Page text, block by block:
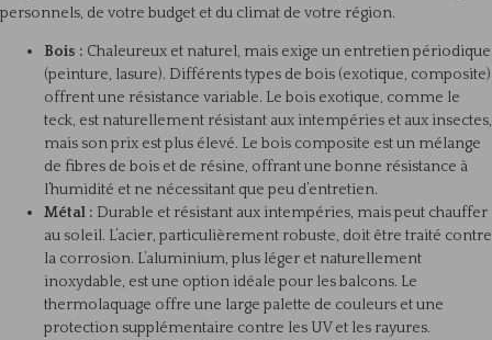
personnels, de votre budget et du climat de votre région.
Bois : Chaleureux et naturel, mais exige un entretien périodique
(peinture, lasure). Différents types de bois (exotique, composite)
offrent une résistance variable. Le bois exotique, comme le
teck, est naturellement résistant aux intempéries et aux insectes,
mais son prix est plus élevé. Le bois composite est un mélange
de fibres de bois et de résine, offrant une bonne résistance à
l’humidité et ne nécessitant que peu d’entretien.
Métal : Durable et résistant aux intempéries, mais peut chauffer
au soleil. L’acier, particulièrement robuste, doit être traité contre
la corrosion. L’aluminium, plus léger et naturellement
inoxydable, est une option idéale pour les balcons. Le
thermolaquage offre une large palette de couleurs et une
protection supplémentaire contre les UV et les rayures.